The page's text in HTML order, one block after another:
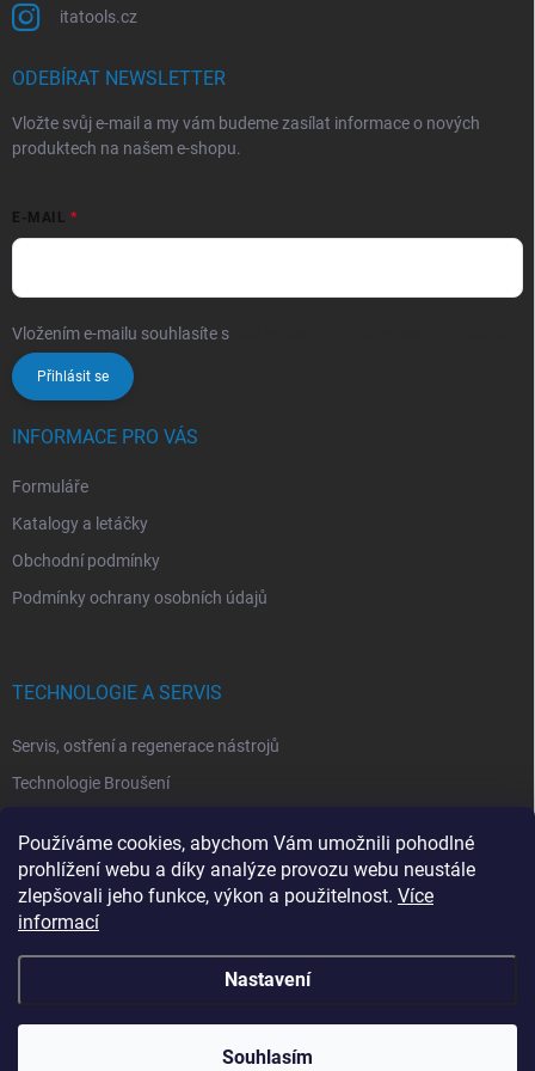
Používáme cookies, abychom Vám umožnili pohodlné
prohlížení webu a díky analýze provozu webu neustále
zlepšovali jeho funkce, výkon a použitelnost. Více
informací
Nastavení
Souhlasím
itatools.cz
ODEBÍRAT NEWSLETTER
Vložte svůj e-mail a my vám budeme zasílat informace o nových
produktech na našem e-shopu.
E-MAIL
Vložením e-mailu souhlasíte s
Přihlásit se
INFORMACE PRO VÁS
Formuláře
Katalogy a letáčky
Obchodní podmínky
Podmínky ochrany osobních údajů
TECHNOLOGIE A SERVIS
Servis, ostření a regenerace nástrojů
Technologie Broušení
Technologie Laserová Ablace
Copyright 2026ITA TOOLS ČESKO. Všechna práva vyhrazena.Upravit
nastavení cookies